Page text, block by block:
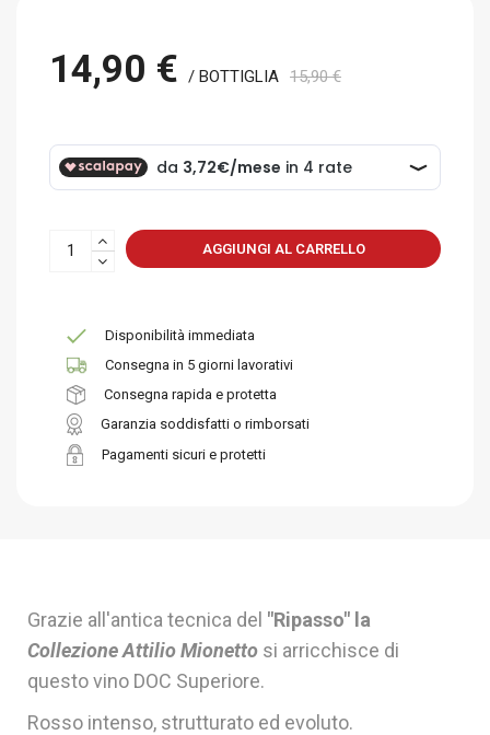
14,90 € / BOTTIGLIA 15,90 €
AGGIUNGI AL CARRELLO
Disponibilità immediata
Consegna in 5 giorni lavorativi
Consegna rapida e protetta
Garanzia soddisfatti o rimborsati
Pagamenti sicuri e protetti
Grazie all'antica tecnica del "Ripasso" la
Collezione Attilio Mionetto si arricchisce di
questo vino DOC Superiore.
Rosso intenso, strutturato ed evoluto.